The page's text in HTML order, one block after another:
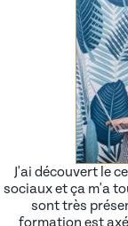
J'ai découvert le
sociaux et ça m'a
sont très
formation est